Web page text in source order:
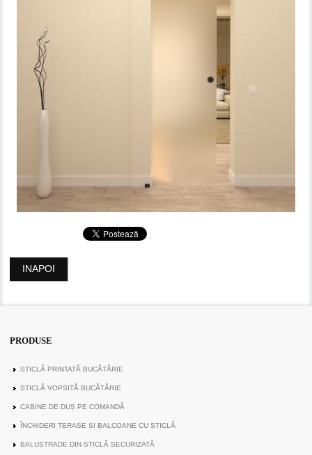
INAPOI
PRODUSE
STICLĂ PRINTATĂ BUCĂTĂRIE
STICLĂ VOPSITĂ BUCĂTĂRIE
CABINE DE DUȘ PE COMANDĂ
ÎNCHIDERI TERASE SI BALCOANE CU STICLĂ
BALUSTRADE DIN STICLĂ SECURIZATĂ